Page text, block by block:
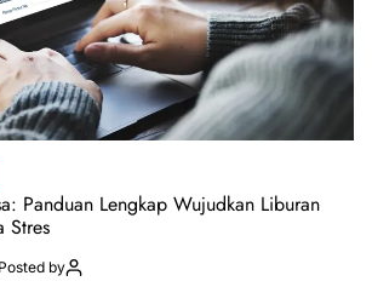
Panduan Lengkap Wujudkan Liburan
Stres
Posted by